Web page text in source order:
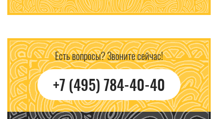
Есть вопросы? Звоните сейчас!
+7 (495) 784-40-40